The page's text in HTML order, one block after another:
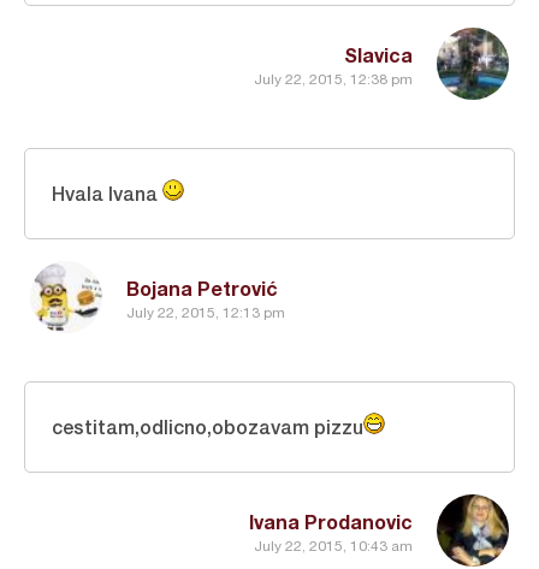
Slavica
July 22, 2015, 12:38 pm
Bojana Petrović
July 22, 2015, 12:13 pm
Hvala Ivana
Ivana Prodanovic
July 22, 2015, 10:43 am
cestitam,odlicno,obozavam pizzu